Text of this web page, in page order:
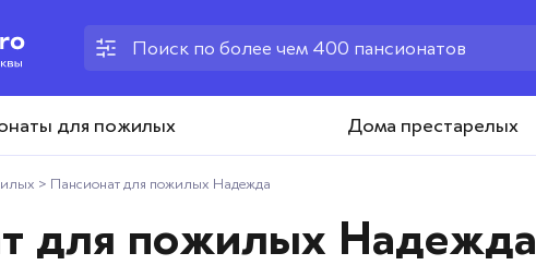
для пожилых Дома престарелых
> Пансионат для пожилых Надежда
для пожилых Надежда